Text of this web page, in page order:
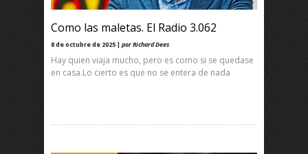
Como las maletas. El Radio 3.062
8 de octubre de 2025 | por Richard Dees
Hay quien viaja mucho, pero es como si se quedase
en casa.Lo cierto es que no se entera de nada